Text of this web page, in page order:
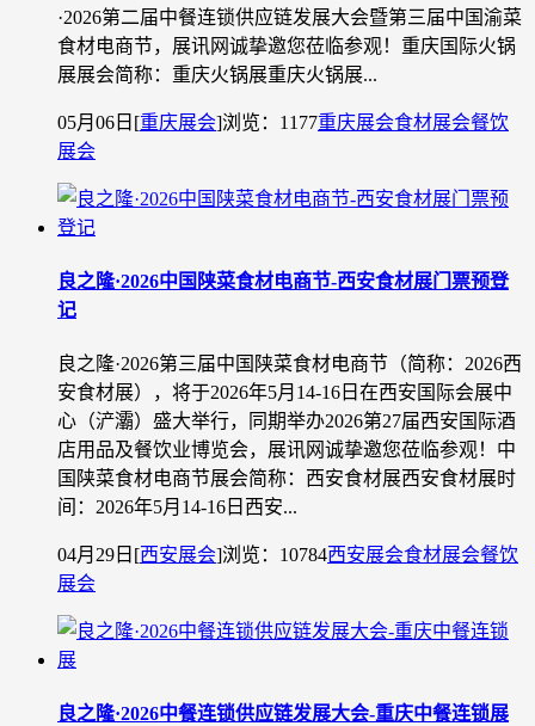
·2026第二届中餐连锁供应链发展大会暨第三届中国渝菜
食材电商节，展讯网诚挚邀您莅临参观！重庆国际火锅
展展会简称：重庆火锅展重庆火锅展...
05月06日 [重庆展会]浏览：1177重庆展会食材展会餐饮
展会
良之隆·2026中国陕菜食材电商节-西安食材展门票预登
记
良之隆·2026第三届中国陕菜食材电商节（简称：2026西
安食材展），将于2026年5月14-16日在西安国际会展中
心（浐灞）盛大举行，同期举办2026第27届西安国际酒
店用品及餐饮业博览会，展讯网诚挚邀您莅临参观！中
国陕菜食材电商节展会简称：西安食材展西安食材展时
间：2026年5月14-16日西安...
04月29日 [西安展会]浏览：10784西安展会食材展会餐饮
展会
良之隆·2026中餐连锁供应链发展大会-重庆中餐连锁展